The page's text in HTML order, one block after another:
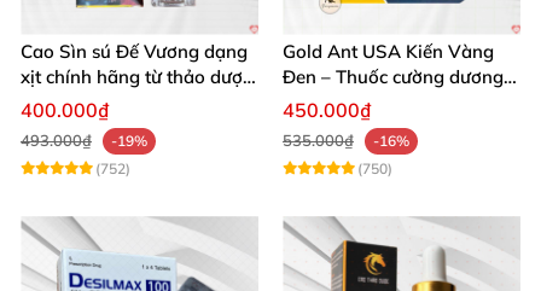
Cao Sìn sú Đế Vương dạng
xịt chính hãng từ thảo dược
Ê Đê Việt Nam
400.000₫
493.000₫
-19%
(752)
Gold Ant USA Kiến Vàng
Đen – Thuốc cường dương
tăng sinh lý nam mạnh
450.000₫
535.000₫
-16%
(750)